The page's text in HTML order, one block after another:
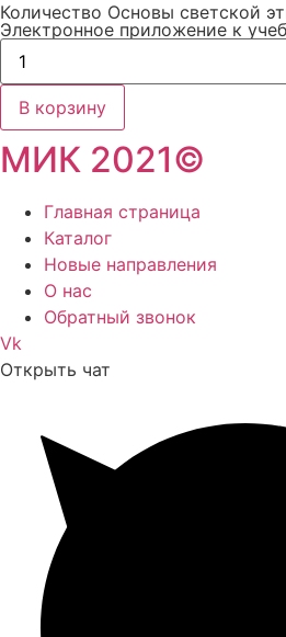
Количество Основы светской
Электронное приложение к
В корзину
МИК 2021©
Главная страница
Каталог
Новые направления
О нас
Обратный звонок
Vk
Открыть чат